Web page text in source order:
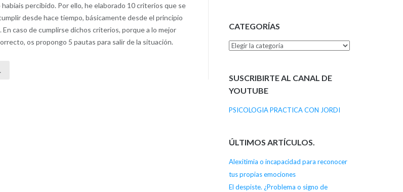
habíais percibido. Por ello, he elaborado 10 criterios que se
desde hace tiempo, básicamente desde el principio
En caso de cumplirse dichos criterios, porque a lo mejor
os propongo 5 pautas para salir de la situación.
CATEGORÍAS
Categorías
SUSCRIBIRTE AL CANAL DE
YOUTUBE
PSICOLOGIA PRACTICA CON JORDI
ÚLTIMOS ARTÍCULOS.
Alexitimia o incapacidad para reconocer
tus propias emociones
El despiste. ¿Problema o signo de